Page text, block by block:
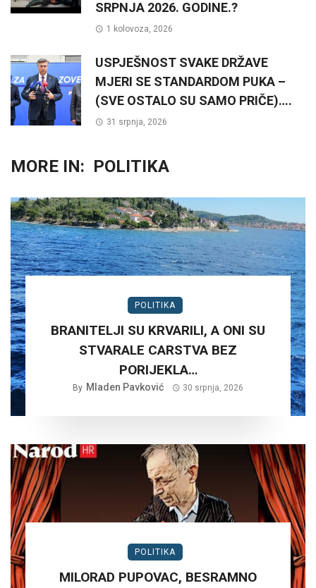
SRPNJA 2026. GODINE.?
1 kolovoza, 2026
USPJEŠNOST SVAKE DRŽAVE
MJERI SE STANDARDOM PUKA –
(SVE OSTALO SU SAMO PRIČE)….
31 srpnja, 2026
MORE IN: POLITIKA
POLITIKA
BRANITELJI SU KRVARILI, A ONI SU
STVARALE CARSTVA BEZ
PORIJEKLA…
By Mladen Pavković 30 srpnja, 2026
POLITIKA
MILORAD PUPOVAC, BESRAMNO